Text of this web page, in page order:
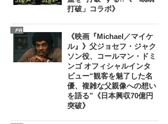
打破」コラボ》
PR
《映画『Michael／マイケ
ル』》父ジョセフ・ジャク
ソン役、コールマン・ドミ
ンゴ オフィシャルインタ
ビュー“観客を魅了した名
優、複雑な父親像への想い
を語る”《日本興収70億円
突破》